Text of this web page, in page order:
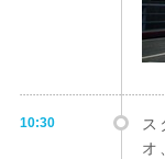
10:30
ス
オ